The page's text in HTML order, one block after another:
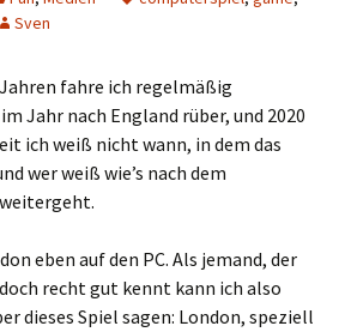
Sven
fahre ich regelmäßig
Jahr nach England rüber, und 2020
ich weiß nicht wann, in dem das
wer weiß wie’s nach dem
eben auf den PC. Als jemand, der
recht gut kennt kann ich also
dieses Spiel sagen: London, speziell